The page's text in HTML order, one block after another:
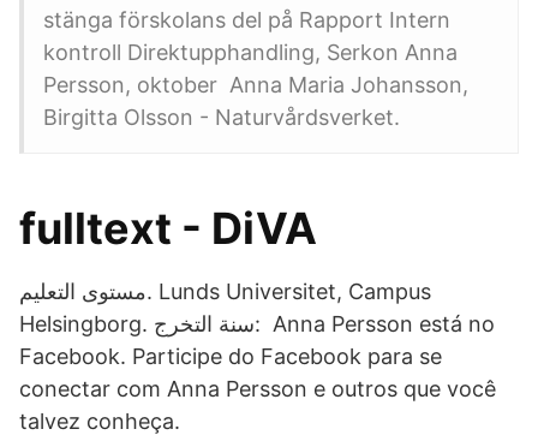
stänga förskolans del på Rapport Intern
kontroll Direktupphandling, Serkon Anna
Persson, oktober Anna Maria Johansson,
Birgitta Olsson - Naturvårdsverket.
fulltext - DiVA
مستوى التعليم. Lunds Universitet, Campus
Helsingborg. سنة التخرج: Anna Persson está no
Facebook. Participe do Facebook para se
conectar com Anna Persson e outros que você
talvez conheça.